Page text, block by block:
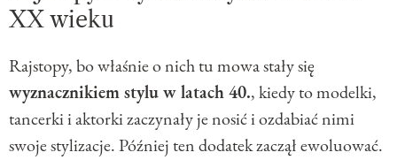
XX wieku
Rajstopy, bo właśnie o nich tu mowa stały się
wyznacznikiem stylu w latach 40., kiedy to modelki,
tancerki i aktorki zaczynały je nosić i ozdabiać nimi
swoje stylizacje. Później ten dodatek zaczął ewoluować.